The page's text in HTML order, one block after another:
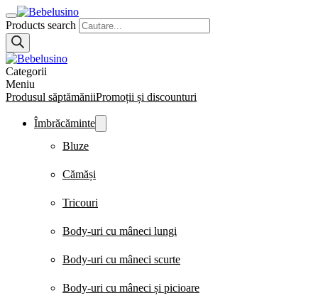
Products search
Categorii
Meniu
Produsul săptămăniiPromoții și discounturi
Îmbrăcăminte
Bluze
Cămăși
Tricouri
Body-uri cu mâneci lungi
Body-uri cu mâneci scurte
Body-uri cu mâneci și picioare